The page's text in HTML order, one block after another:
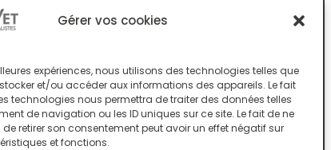
Gérer vos cookies
expériences, nous utilisons des technologies telles que
et/ou accéder aux informations des appareils. Le fait
technologies nous permettra de traiter des données telles
de navigation ou les ID uniques sur ce site. Le fait de ne
retirer son consentement peut avoir un effet négatif sur
et fonctions.
Plus (Imagerie Médicale)
Médecine Interne
Plus (Médecine Interne)